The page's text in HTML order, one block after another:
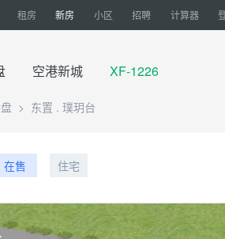
租房 新房 小区 招聘 计算器
空港新城 XF-1226
> 东置 . 璞玥台
在售 住宅